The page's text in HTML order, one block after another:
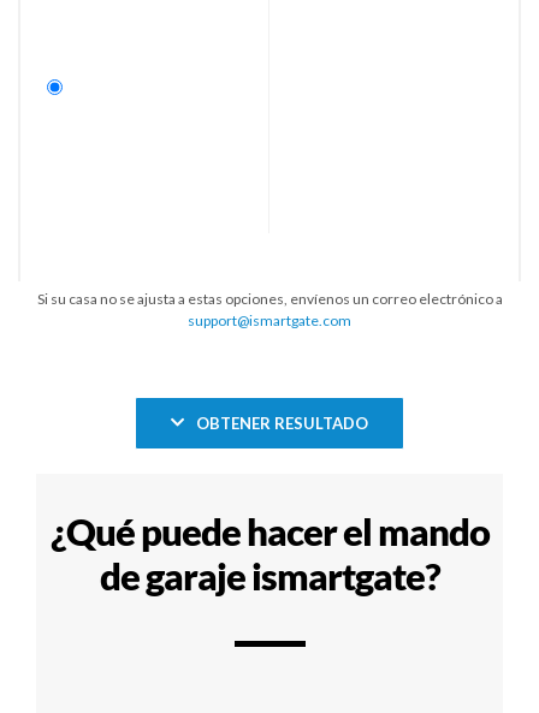
Si su casa no se ajusta a estas opciones, envíenos un correo electrónico a
support@ismartgate.com
OBTENER RESULTADO
¿Qué puede hacer el mando
de garaje ismartgate?